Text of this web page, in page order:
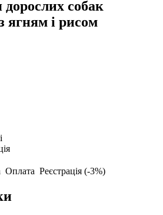
собак
ягням і рисом
Оплата Реєстрація (-3%)